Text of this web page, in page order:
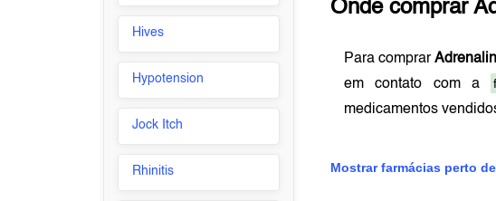
Hives
Hypotension
Jock Itch
Rhinitis
Onde comprar
Para comprar
em contato com a
medicamentos
Mostrar farmácias perto